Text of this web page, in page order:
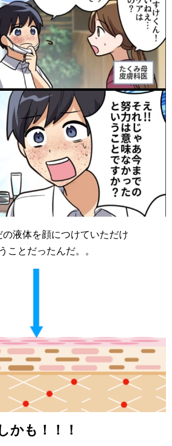
液体を顔につけていただけ
ことだったんだ。。
かも！！！